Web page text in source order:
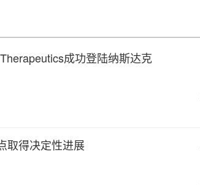
成功登陆纳斯达克
取得决定性进展